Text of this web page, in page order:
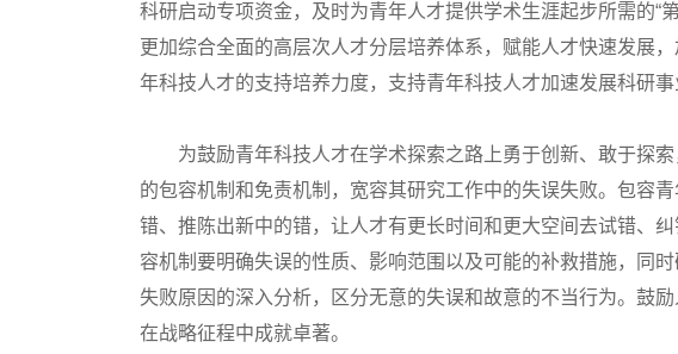
科研启动专项资金，及时为青年人才提供学术生涯起步所需的“
更加综合全面的高层次人才分层培养体系，赋能人才快速发展
年科技人才的支持培养力度，支持青年科技人才加速发展科研事
为鼓励青年科技人才在学术探索之路上勇于创新、敢于探索
的包容机制和免责机制，宽容其研究工作中的失误失败。包容
错、推陈出新中的错，让人才有更长时间和更大空间去试错、
容机制要明确失误的性质、影响范围以及可能的补救措施，同
失败原因的深入分析，区分无意的失误和故意的不当行为。鼓
在战略征程中成就卓著。